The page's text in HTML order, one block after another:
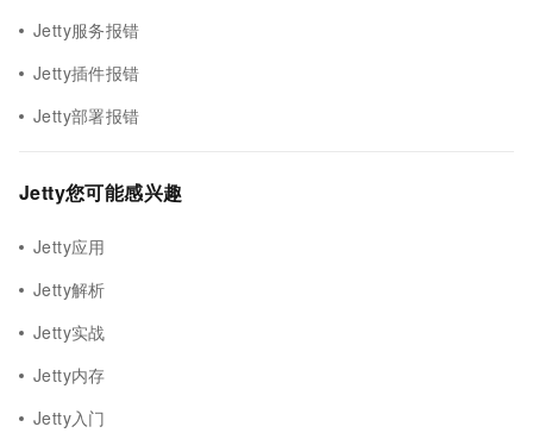
Jetty服务报错
Jetty插件报错
Jetty部署报错
Jetty您可能感兴趣
Jetty应用
Jetty解析
Jetty实战
Jetty内存
Jetty入门